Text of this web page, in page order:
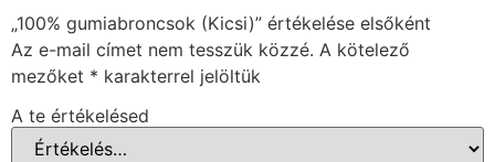
„100% gumiabroncsok (Kicsi)” értékelése elsőként
Az e-mail címet nem tesszük közzé. A kötelező
mezőket * karakterrel jelöltük
A te értékelésed